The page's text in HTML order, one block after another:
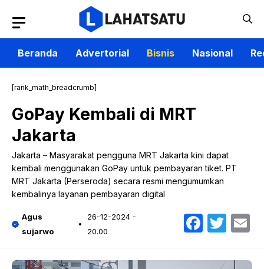
isi
Beranda
Advertorial Bisnis Nasional
[rank_math_breadcrumb]
GoPay Kembali di MRT
Jakarta
Jakarta – Masyarakat pengguna MRT Jakarta kini dapat
kembali menggunakan GoPay untuk pembayaran tiket. PT
MRT Jakarta (Perseroda) secara resmi mengumumkan
kembalinya layanan pembayaran digital
Agus
sujarwo
26-12-2024 -
20.00